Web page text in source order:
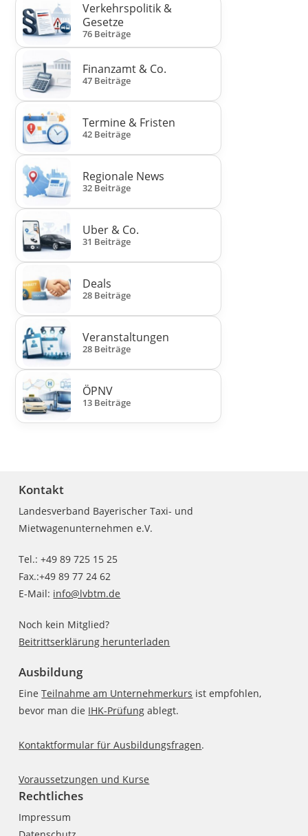
Verkehrspolitik &
Gesetze
76 Beiträge
Finanzamt & Co.
47 Beiträge
Termine & Fristen
42 Beiträge
Regionale News
32 Beiträge
Uber & Co.
31 Beiträge
Deals
28 Beiträge
Veranstaltungen
28 Beiträge
ÖPNV
13 Beiträge
Kontakt
Landesverband Bayerischer Taxi- und
Mietwagenunternehmen e.V.
Tel.: +49 89 725 15 25
Fax.:+49 89 77 24 62
E-Mail: info@lvbtm.de
Noch kein Mitglied?
Beitrittserklärung herunterladen
Ausbildung
EineTeilnahme am Unternehmerkurs ist empfohlen,
bevor man die IHK-Prüfung ablegt.
Kontaktformular für Ausbildungsfragen.
Voraussetzungen und Kurse
Rechtliches
Impressum